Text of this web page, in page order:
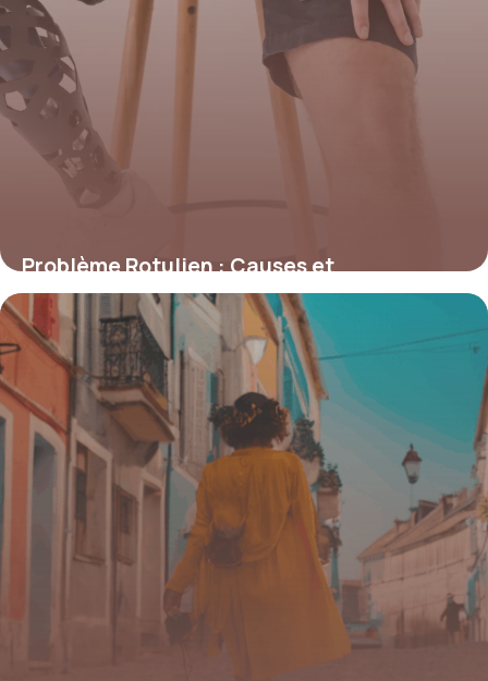
Problème Rotulien : Causes et
Traitements 2026
23 juin 2026